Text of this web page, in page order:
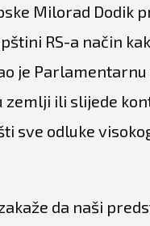
Milorad Dodik
RS-a način
je
ili slijede
sve odluke
da naši